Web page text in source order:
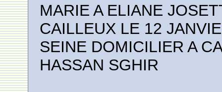
MARIE A ELIANE
CAILLEUX LE 12
SEINE DOMICILIER A
HASSAN SGHIR